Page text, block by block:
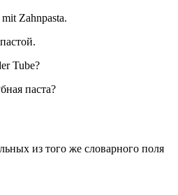
Zahnpasta.
Tube?
паста?
из того же словарного поля